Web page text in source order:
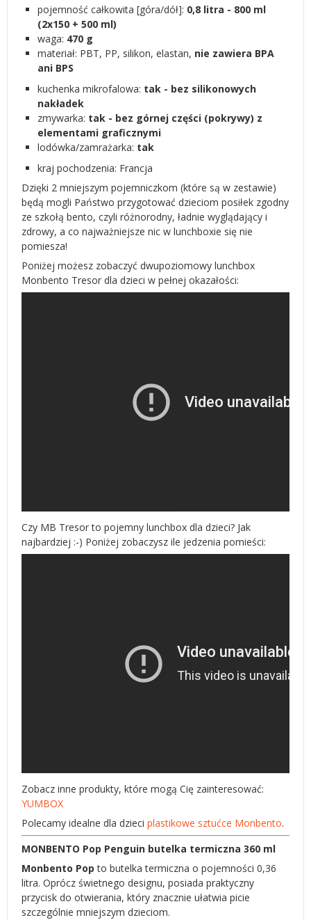
pojemność całkowita [góra/dół]: 0,8 litra - 800 ml
(2x150 + 500 ml)
waga: 470 g
materiał: PBT, PP, silikon, elastan, nie zawiera BPA
ani BPS
kuchenka mikrofalowa: tak - bez silikonowych
nakładek
zmywarka: tak - bez górnej części (pokrywy) z
elementami graficznymi
lodówka/zamrażarka: tak
kraj pochodzenia: Francja
Dzięki 2 mniejszym pojemniczkom (które są w zestawie)
będą mogli Państwo przygotować dzieciom posiłek zgodny
ze szkołą bento, czyli różnorodny, ładnie wyglądający i
zdrowy, a co najważniejsze nic w lunchboxie się nie
pomiesza!
Poniżej możesz zobaczyć dwupoziomowy lunchbox
Monbento Tresor dla dzieci w pełnej okazałości:
Czy MB Tresor to pojemny lunchbox dla dzieci? Jak
najbardziej :-) Poniżej zobaczysz ile jedzenia pomieści:
Zobacz inne produkty, które mogą Cię zainteresować:
YUMBOX
Polecamy idealne dla dzieci plastikowe sztućce Monbento.
MONBENTO Pop Penguin butelka termiczna 360 ml
Monbento Pop to butelka termiczna o pojemności 0,36
litra. Oprócz świetnego designu, posiada praktyczny
przycisk do otwierania, który znacznie ułatwia picie
szczególnie mniejszym dzieciom.